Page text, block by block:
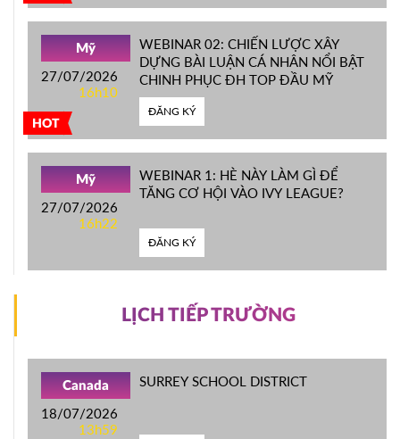
HOT
Mỹ
27/07/2026
16h10
WEBINAR 02: CHIẾN LƯỢC XÂY
DỰNG BÀI LUẬN CÁ NHÂN NỔI BẬT
CHINH PHỤC ĐH TOP ĐẦU MỸ
ĐĂNG KÝ
Mỹ
27/07/2026
16h22
WEBINAR 1: HÈ NÀY LÀM GÌ ĐỂ
TĂNG CƠ HỘI VÀO IVY LEAGUE?
ĐĂNG KÝ
LỊCH TIẾP TRƯỜNG
Canada
18/07/2026
13h59
SURREY SCHOOL DISTRICT